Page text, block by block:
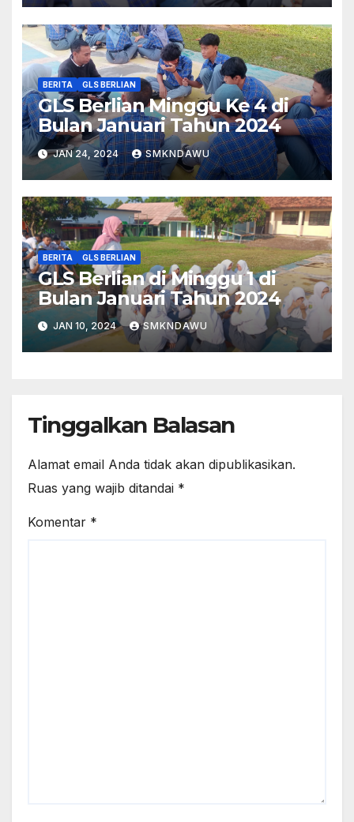
BERITA GLS BERLIAN
GLS Berlian Minggu Ke 4 di
Bulan Januari Tahun 2024
JAN 24, 2024 SMKNDAWU
BERITA GLS BERLIAN
GLS Berlian di Minggu 1 di
Bulan Januari Tahun 2024
JAN 10, 2024 SMKNDAWU
Tinggalkan Balasan
Alamat email Anda tidak akan dipublikasikan.
Ruas yang wajib ditandai *
Komentar *